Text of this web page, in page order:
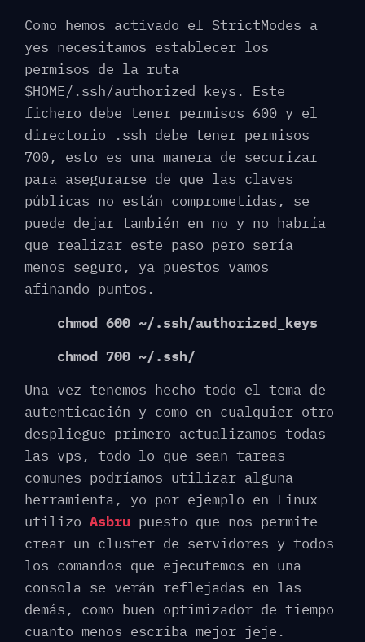
Como hemos activado el StrictModes a
yes necesitamos establecer los
permisos de la ruta
$HOME/.ssh/authorized_keys. Este
fichero debe tener permisos 600 y el
directorio .ssh debe tener permisos
700, esto es una manera de securizar
para asegurarse de que las claves
públicas no están comprometidas, se
puede dejar también en no y no habría
que realizar este paso pero sería
menos seguro, ya puestos vamos
afinando puntos.
chmod 600 ~/.ssh/authorized_keys
chmod 700 ~/.ssh/
Una vez tenemos hecho todo el tema de
autenticación y como en cualquier otro
despliegue primero actualizamos todas
las vps, todo lo que sean tareas
comunes podríamos utilizar alguna
herramienta, yo por ejemplo en Linux
utilizo Asbru puesto que nos permite
crear un cluster de servidores y todos
los comandos que ejecutemos en una
consola se verán reflejadas en las
demás, como buen optimizador de tiempo
cuanto menos escriba mejor jeje.